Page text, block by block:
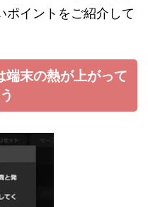
ポイントをご紹介して
端末の熱が上がって